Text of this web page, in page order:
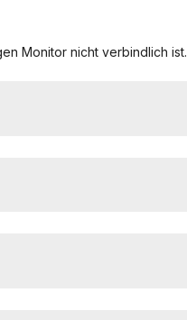
Monitor nicht verbindlich ist.